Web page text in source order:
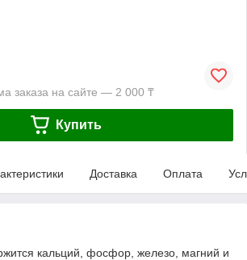
заказа на сайте — 2 000 ₸
Купить
Доставка Оплата
кальций, фосфор, железо, магний и